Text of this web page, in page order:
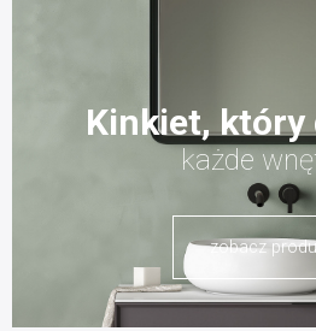
Kinkiet, który
każde
zobacz